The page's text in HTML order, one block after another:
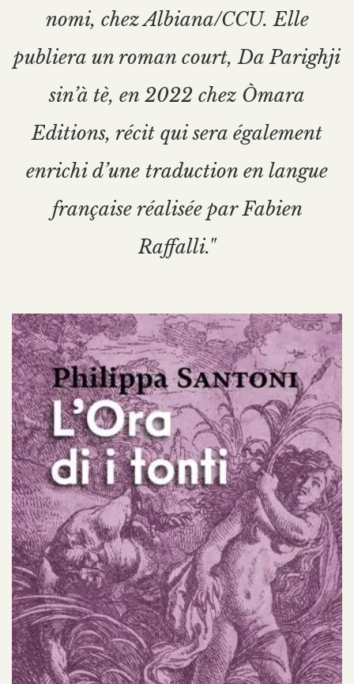
nomi, chez Albiana/CCU. Elle
publiera un roman court, Da Parighji
sin’à tè, en 2022 chez Òmara
Editions, récit qui sera également
enrichi d’une traduction en langue
française réalisée par Fabien
Raffalli."